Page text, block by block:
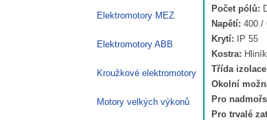
výkon
VYBO
Electric
množství
Počet pólů:
Napětí: 400 /
Krytí: IP 55
Kostra:
Třída
Okolní
Pro
Pro trvalé
Elektromotory MEZ
Elektromotory ABB
Kroužkové elektromotory
Motory velkých výkonů